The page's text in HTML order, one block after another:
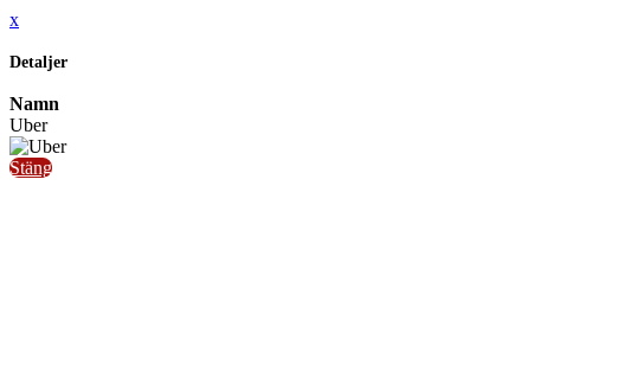
x
Detaljer
Namn
Uber
Stäng